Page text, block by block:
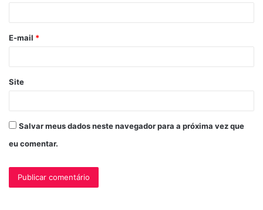
*
E-mail *
Site
Salvar meus dados neste navegador para a próxima vez que
eu comentar.